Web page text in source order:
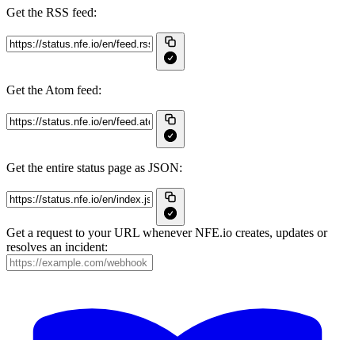
Get the RSS feed:
Get the Atom feed:
Get the entire status page as JSON:
Get a request to your URL whenever NFE.io creates, updates or
resolves an incident: